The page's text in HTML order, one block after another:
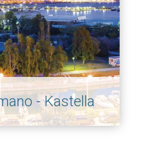
- Kastella